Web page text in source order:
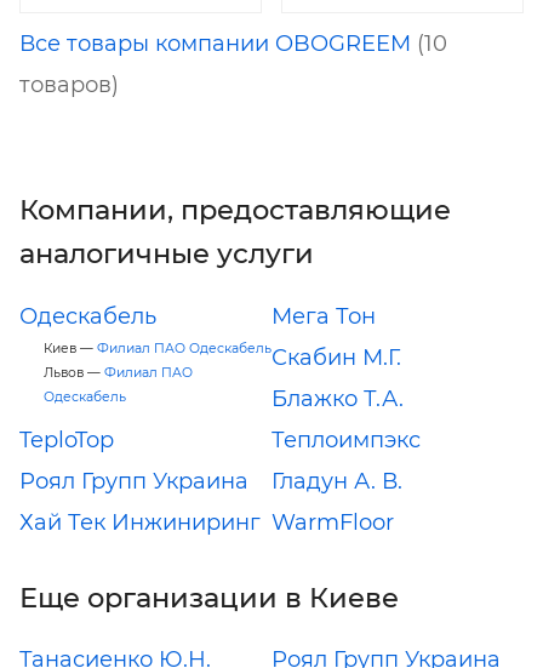
Розжолобків,
Водометів,
Все товары компании OBOGREEM (10
товаров)
Компании, предоставляющие
аналогичные услуги
Одескабель
Киев — Филиал ПАО Одескабель
Львов — Филиал ПАО
Одескабель
Мега Тон
Скабин М.Г.
Блажко Т.А.
TeploTop
Теплоимпэкс
Роял Групп Украина
Гладун А. В.
Хай Тек Инжиниринг WarmFloor
Еще организации в Киеве
Танасиенко Ю.Н.
Роял Групп Украина